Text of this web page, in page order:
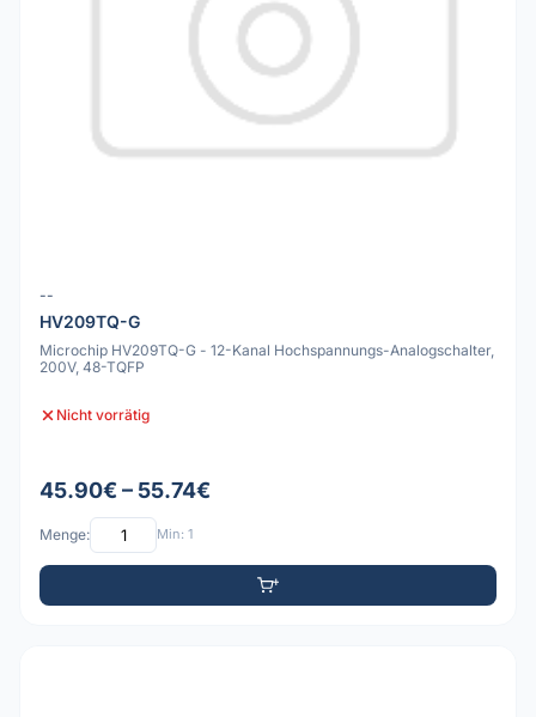
--
HV209TQ-G
Microchip HV209TQ-G - 12-Kanal Hochspannungs-Analogschalter,
200V, 48-TQFP
Nicht vorrätig
45.90€ – 55.74€
Menge: Min: 1